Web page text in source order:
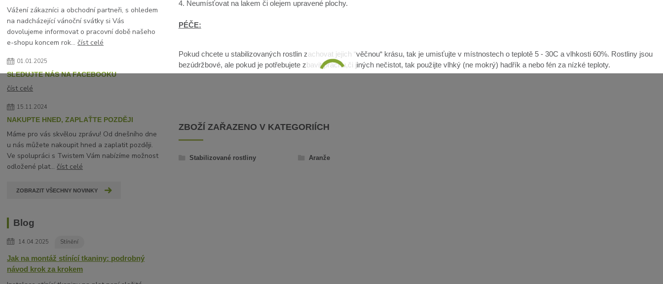
Vážení zákazníci a obchodní partneři, s ohledem
na nadcházející vánoční svátky si Vás
dovolujeme informovat o pracovní době našeho
e-shopu koncem rok...číst celé
01.01.2025
SLEDUJTE NÁS NA FACEBOOKU
číst celé
15.11.2024
NAKUPTE HNED, ZAPLAŤTE POZDĚJI
Máme pro vás skvělou zprávu! Od dnešního dne
u nás můžete nakoupit hned a zaplatit později.
Ve spolupráci s Twistem Vám nabízíme možnost
odložené plat...číst celé
ZOBRAZIT VŠECHNY NOVINKY
Blog
14.04.2025 Stínění
Jak na montáž stínící tkaniny: podrobný
návod krok za krokem
4. Neumísťovat na lakem či olejem upravené plochy.
PÉČE:
Pokud chcete u stabilizovaných rostlin zachovat jejich “věčnou“ krásu, tak je umisťujte v místnostech o teplotě 5 - 30C a vlhkosti 60%. Rostliny jsou
bezúdržbové, ale pokud je potřebujete zbavit prachu,či jiných nečistot, tak použijte vlhký (ne mokrý) hadřík a nebo fén za nízké teploty.
ZBOŽÍ ZAŘAZENO V KATEGORIÍCH
Stabilizované rostliny Aranže